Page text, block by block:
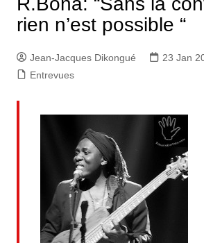
rien n’est possible “
Jean-Jacques Dikongué
23 Jan
Entrevues